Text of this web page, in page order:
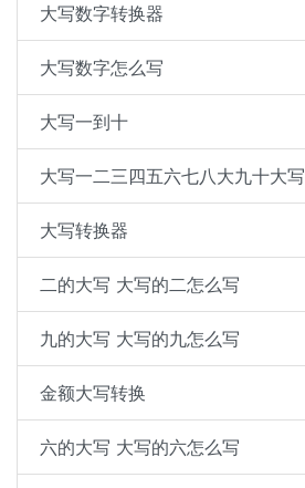
大写数字转换器
大写数字怎么写
大写一到十
大写一二三四五六七八大九十大写
大写转换器
二的大写 大写的二怎么写
九的大写 大写的九怎么写
金额大写转换
六的大写 大写的六怎么写